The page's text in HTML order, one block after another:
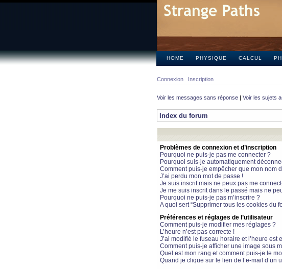
HOME PHYSIQUE CALCUL
Connexion Inscription
Voir les messages sans réponse | Voir les sujets
Index du forum
Problèmes de connexion et d’inscription
Pourquoi ne puis-je pas me connecter ?
Pourquoi suis-je automatiquement
Comment puis-je empêcher que mon nom
J’ai perdu mon mot de passe !
Je suis inscrit mais ne peux pas me
Je me suis inscrit dans le passé mais ne
Pourquoi ne puis-je pas m’inscrire ?
A quoi sert “Supprimer tous les cookies du
Préférences et réglages de l’utilisateur
Comment puis-je modifier mes réglages ?
L’heure n’est pas correcte !
J’ai modifié le fuseau horaire et l’heure est
Comment puis-je afficher une image sous
Quel est mon rang et comment puis-je le
Quand je clique sur le lien de l’e-mail d’un